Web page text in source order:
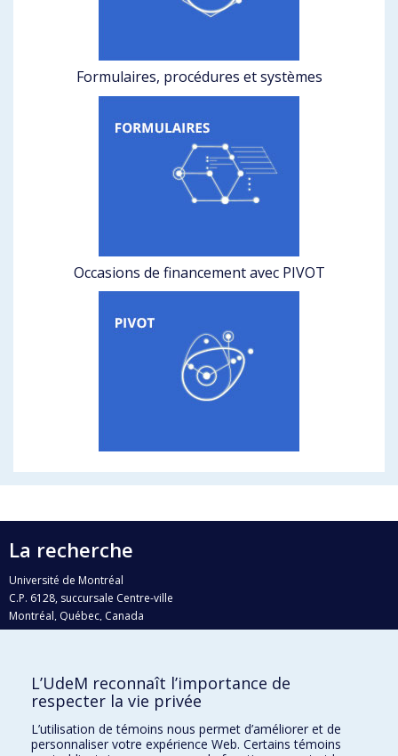
Formulaires, procédures et systèmes
Occasions de financement avec PIVOT
La recherche
Université de Montréal
C.P. 6128, succursale Centre-ville
Montréal, Québec, Canada
H3C 3J7
Qui fait quoi?
Nous trouver
L’UdeM reconnaît l’importance de
respecter la vie privée
L’utilisation de témoins nous permet d’améliorer et de
personnaliser votre expérience Web. Certains témoins